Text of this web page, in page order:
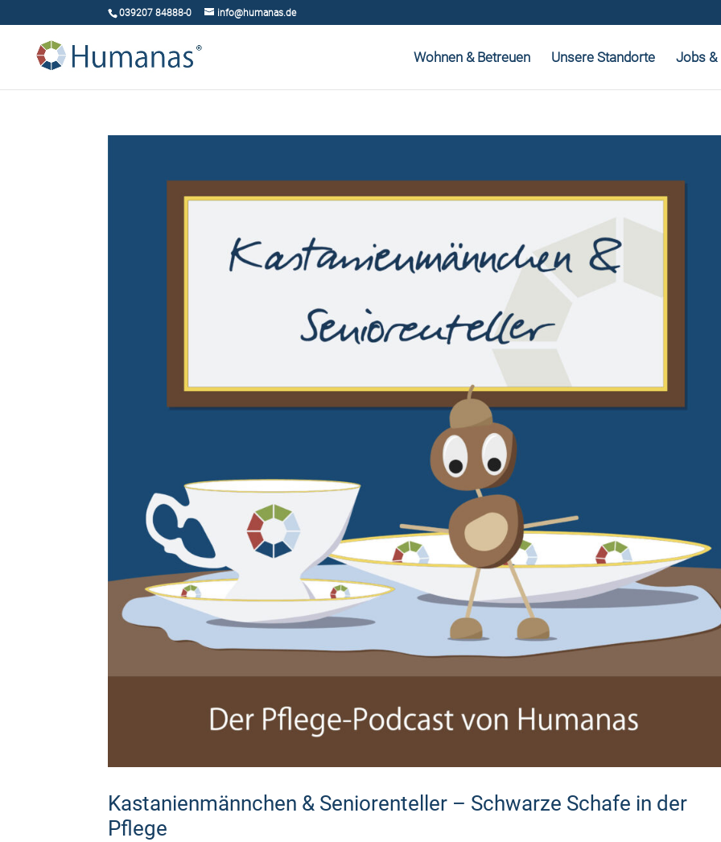
039207 84888-0 info@humanas.de
Wohnen & Betreuen Unsere Standorte Jobs &
Kastanienmännchen & Seniorenteller – Schwarze Schafe in der
Pflege